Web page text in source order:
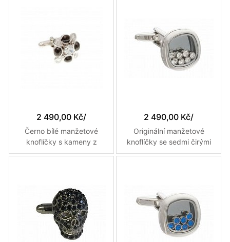
2 490,00 Kč/
Černo bílé manžetové
knoflíčky s kameny z
křišťálu ve tvaru kapky
2 490,00 Kč/
Originální manžetové
knoflíčky se sedmi čirými
krystaly pro štěstí